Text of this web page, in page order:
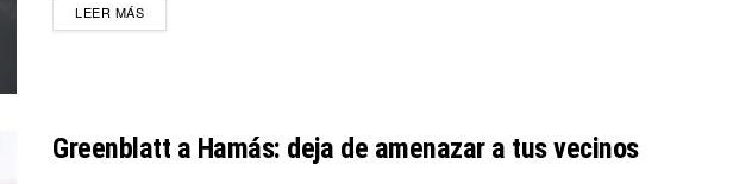
LEER MÁSDETAILS
Greenblatt a Hamás: deja de amenazar a tus vecinos